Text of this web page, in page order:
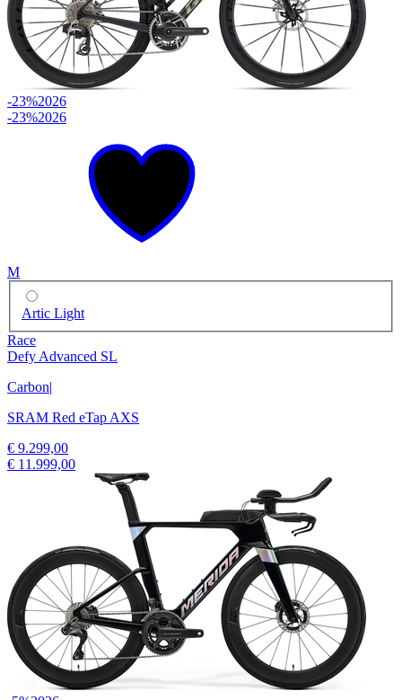
-23%2026
-23%2026
M
Artic Light
Race
Defy Advanced SL
Carbon|
SRAM Red eTap AXS
€ 9.299,00
€ 11.999,00